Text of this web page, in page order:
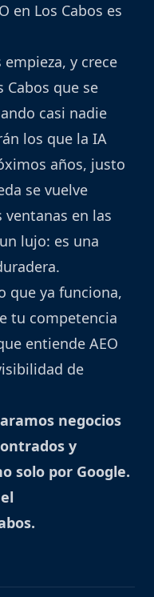
en Los Cabos es
y crece
Cabos que se
casi nadie
los que la IA
años, justo
se vuelve
ventanas en las
lujo: es una
que ya funciona,
tu competencia
entiende AEO
de
negocios
y
solo por Google.
.